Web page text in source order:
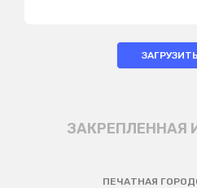
ЗАКРЕПЛЕННАЯ
ПЕЧАТНАЯ